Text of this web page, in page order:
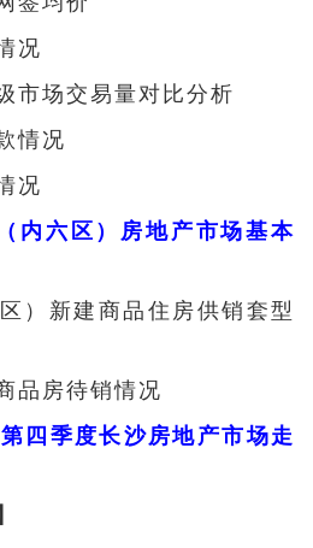
况
场交易量对比分析
情况
况
内六区）房地产市场基本
新建商品住房供销套型
房待销情况
四季度长沙房地产市场走